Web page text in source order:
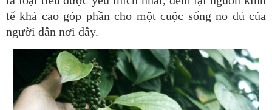
tế khá cao góp phần cho một cuộc sống no đủ của
người dân nơi đây.